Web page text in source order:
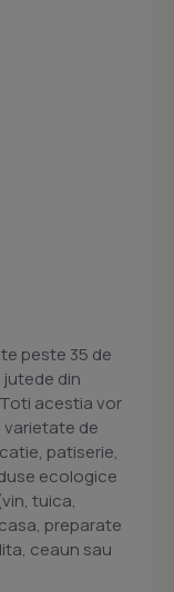
peste 35 de
din
Toti acestia vor
varietate de
patiserie,
ecologice
tuica,
preparate
ceaun sau